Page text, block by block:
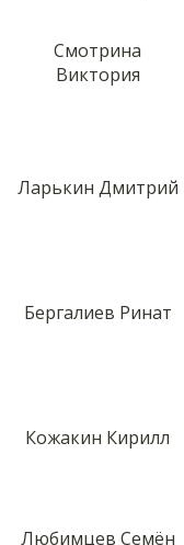
Смотрина
Виктория
Ларькин Дмитрий
Бергалиев Ринат
Кожакин Кирилл
Любимцев Семён